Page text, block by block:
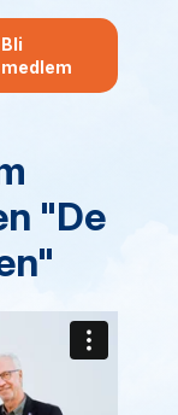
Bli
medlem
"De